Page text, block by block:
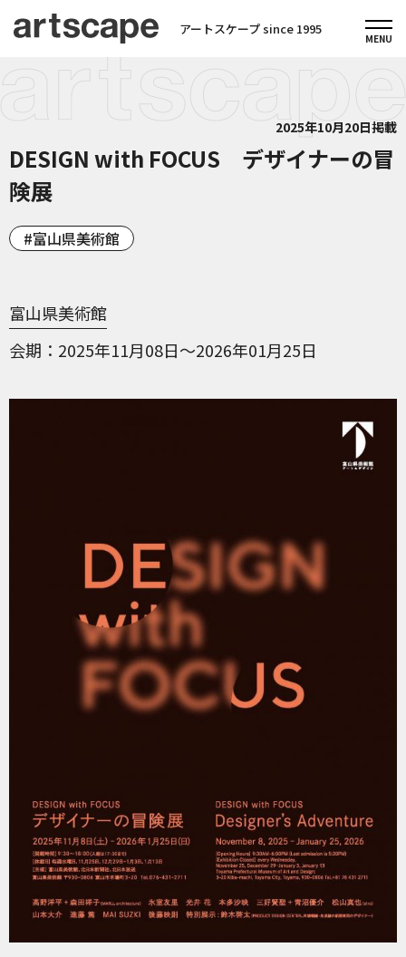
アートスケープ since 1995
2025年10月20日掲載
DESIGN with FOCUS デザイナーの冒
険展
富山県美術館
富山県美術館
会期
2025年11月08日～2026年01月25日